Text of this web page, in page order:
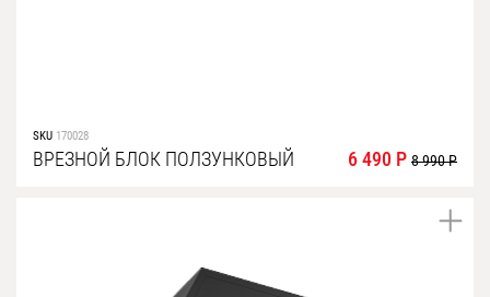
SKU 170028
ВРЕЗНОЙ БЛОК ПОЛЗУНКОВЫЙ 6 490 Р 8 990 Р